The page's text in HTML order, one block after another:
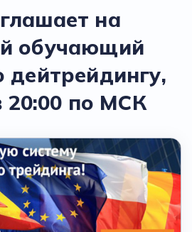
на
обучающий
дейтрейдингу,
20:00 по МСК